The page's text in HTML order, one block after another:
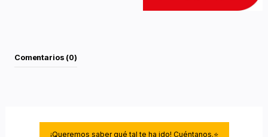
Comentarios (0)
¡Queremos saber qué tal te ha ido! Cuéntanos.⭐